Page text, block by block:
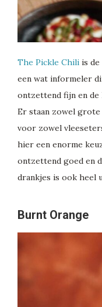
The Pickle Chili is
een wat informeler
ontzettend fijn en de
Er staan zowel
voor zowel
hier een enorme
ontzettend goed en
drankjes is ook heel
Burnt Orange